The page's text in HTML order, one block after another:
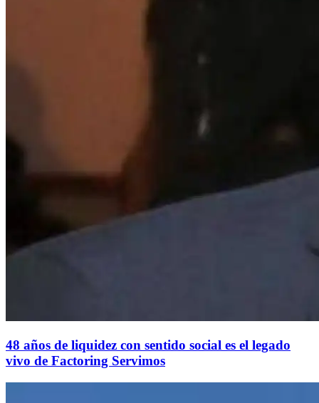
48 años de liquidez con sentido social es el legado
vivo de Factoring Servimos